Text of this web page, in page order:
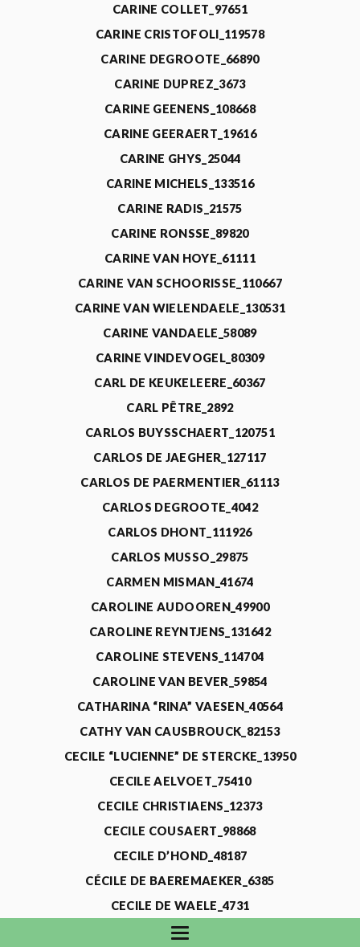
CARINE COLLET_97651
CARINE CRISTOFOLI_119578
CARINE DEGROOTE_66890
CARINE DUPREZ_3673
CARINE GEENENS_108668
CARINE GEERAERT_19616
CARINE GHYS_25044
CARINE MICHELS_133516
CARINE RADIS_21575
CARINE RONSSE_89820
CARINE VAN HOYE_61111
CARINE VAN SCHOORISSE_110667
CARINE VAN WIELENDAELE_130531
CARINE VANDAELE_58089
CARINE VINDEVOGEL_80309
CARL DE KEUKELEERE_60367
CARL PÊTRE_2892
CARLOS BUYSSCHAERT_120751
CARLOS DE JAEGHER_127117
CARLOS DE PAERMENTIER_61113
CARLOS DEGROOTE_4042
CARLOS DHONT_111926
CARLOS MUSSO_29875
CARMEN MISMAN_41674
CAROLINE AUDOOREN_49900
CAROLINE REYNTJENS_131642
CAROLINE STEVENS_114704
CAROLINE VAN BEVER_59854
CATHARINA “RINA” VAESEN_40564
CATHY VAN CAUSBROUCK_82153
CECILE “LUCIENNE” DE STERCKE_13950
CECILE AELVOET_75410
CECILE CHRISTIAENS_12373
CECILE COUSAERT_98868
CECILE D’HOND_48187
CÉCILE DE BAEREMAEKER_6385
CECILE DE WAELE_4731
CECILE DEVOS_115318